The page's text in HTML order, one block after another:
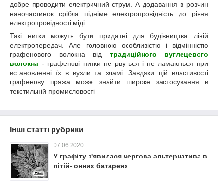
добре проводити електричний струм. А додавання в розчин
наночастинок срібла підніме електропровідність до рівня
електропровідності міді.
Такі нитки можуть бути придатні для будівництва ліній
електропередач. Але головною особливістю і відмінністю
графенового волокна від традиційного вуглецевого
волокна - графенові нитки не рвуться і не ламаються при
встановленні їх в вузли та зламі. Завдяки цій властивості
графенову пряжа може знайти широке застосування в
текстильній промисловості
Інші статті рубрики
07.06.2020
У графіту з'явилася чергова альтернатива в
літій-іонних батареях